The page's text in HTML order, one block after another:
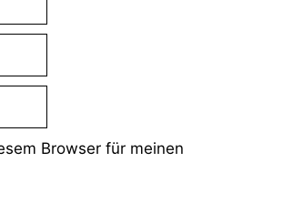
Browser für meinen